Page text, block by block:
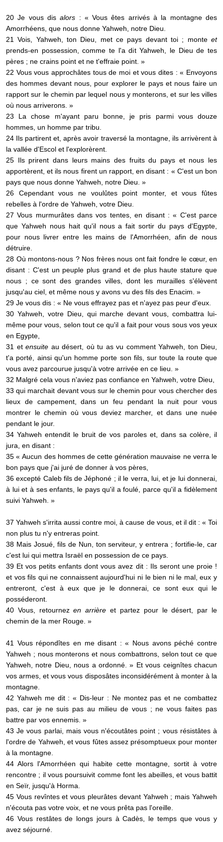
20 Je vous disalors : « Vous êtes arrivés à la montagne des
Amorrhéens, que nous donne Yahweh, notre Dieu.
21 Vois, Yahweh, ton Dieu, met ce pays devant toi ; monte et
prends-en possession, comme te l'a dit Yahweh, le Dieu de tes
pères ; ne crains point et ne t'effraie point. »
22 Vous vous approchâtes tous de moi et vous dites : « Envoyons
des hommes devant nous, pour explorer le pays et nous faire un
rapport sur le chemin par lequel nous y monterons, et sur les villes
où nous arriverons. »
23 La chose m'ayant paru bonne, je pris parmi vous douze
hommes, un homme par tribu.
24 Ils partirent et, après avoir traversé la montagne, ils arrivèrent à
la vallée d'Escol et l'explorèrent.
25 Ils prirent dans leurs mains des fruits du pays et nous les
apportèrent, et ils nous firent un rapport, en disant : « C'est un bon
pays que nous donne Yahweh, notre Dieu. »
26 Cependant vous ne voulûtes point monter, et vous fûtes
rebelles à l'ordre de Yahweh, votre Dieu.
27 Vous murmurâtes dans vos tentes, en disant : « C'est parce
que Yahweh nous hait qu'il nous a fait sortir du pays d'Egypte,
pour nous livrer entre les mains de l'Amorrhéen, afin de nous
détruire.
28 Où montons-nous ? Nos frères nous ont fait fondre le cœur, en
disant : C'est un peuple plus grand et de plus haute stature que
nous ; ce sont des grandes villes, dont les murailles s'élèvent
jusqu'au ciel, et même nous y avons vu des fils des Enacim. »
29 Je vous dis : « Ne vous effrayez pas et n'ayez pas peur d'eux.
30 Yahweh, votre Dieu, qui marche devant vous, combattra lui-
même pour vous, selon tout ce qu'il a fait pour vous sous vos yeux
en Egypte,
31 et ensuite au désert, où tu as vu comment Yahweh, ton Dieu,
t'a porté, ainsi qu'un homme porte son fils, sur toute la route que
vous avez parcourue jusqu'à votre arrivée en ce lieu. »
32 Malgré cela vous n'aviez pas confiance en Yahweh, votre Dieu,
33 qui marchait devant vous sur le chemin pour vous chercher des
lieux de campement, dans un feu pendant la nuit pour vous
montrer le chemin où vous deviez marcher, et dans une nuée
pendant le jour.
34 Yahweh entendit le bruit de vos paroles et, dans sa colère, il
jura, en disant :
35 « Aucun des hommes de cette génération mauvaise ne verra le
bon pays que j'ai juré de donner à vos pères,
36 excepté Caleb fils de Jéphoné ; il le verra, lui, et je lui donnerai,
à lui et à ses enfants, le pays qu'il a foulé, parce qu'il a fidèlement
suivi Yahweh. »
37 Yahweh s'irrita aussi contre moi, à cause de vous, et il dit : « Toi
non plus tu n'y entreras point.
38 Mais Josué, fils de Nun, ton serviteur, y entrera ; fortifie-le, car
c'est lui qui mettra Israël en possession de ce pays.
39 Et vos petits enfants dont vous avez dit : Ils seront une proie !
et vos fils qui ne connaissent aujourd'hui ni le bien ni le mal, eux y
entreront, c'est à eux que je le donnerai, ce sont eux qui le
posséderont.
40 Vous, retournezen arrière et partez pour le désert, par le
chemin de la mer Rouge. »
41 Vous répondîtes en me disant : « Nous avons péché contre
Yahweh ; nous monterons et nous combattrons, selon tout ce que
Yahweh, notre Dieu, nous a ordonné. » Et vous ceignîtes chacun
vos armes, et vous vous disposâtes inconsidérément à monter à la
montagne.
42 Yahweh me dit : « Dis-leur : Ne montez pas et ne combattez
pas, car je ne suis pas au milieu de vous ; ne vous faites pas
battre par vos ennemis. »
43 Je vous parlai, mais vous n'écoutâtes point ; vous résistâtes à
l'ordre de Yahweh, et vous fûtes assez présomptueux pour monter
à la montagne.
44 Alors l'Amorrhéen qui habite cette montagne, sortit à votre
rencontre ; il vous poursuivit comme font les abeilles, et vous battit
en Seïr, jusqu'à Horma.
45 Vous revîntes et vous pleurâtes devant Yahweh ; mais Yahweh
n'écouta pas votre voix, et ne vous prêta pas l'oreille.
46 Vous restâtes de longs jours à Cadès, le temps que vous y
avez séjourné.